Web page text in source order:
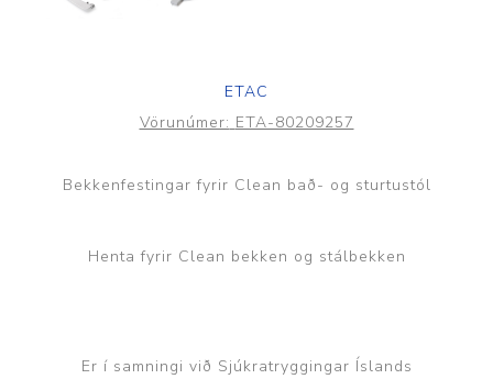
ETAC
Vörunúmer: ETA-80209257
Bekkenfestingar fyrir Clean bað- og sturtustól
Henta fyrir Clean bekken og stálbekken
Er í samningi við Sjúkratryggingar Íslands